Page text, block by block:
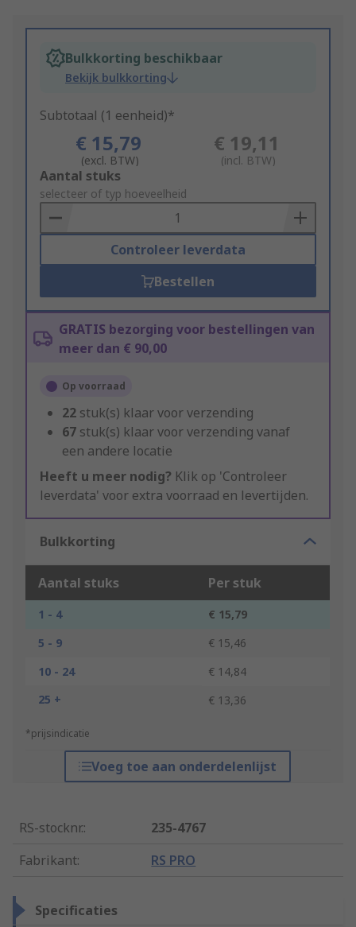
Bulkkorting beschikbaar
Bekijk bulkkorting
Subtotaal (1 eenheid)*
€ 15,79
(excl. BTW)
€ 19,11
(incl. BTW)
Add
to
Basket
Aantal stuks
selecteer of typ hoeveelheid
Controleer leverdata
Bestellen
GRATIS bezorging voor bestellingen van
meer dan € 90,00
Op voorraad
22 stuk(s) klaar voor verzending
67 stuk(s) klaar voor verzending vanaf
een andere locatie
Heeft u meer nodig? Klik op 'Controleer
leverdata' voor extra voorraad en levertijden.
Bulkkorting
Aantal stuks Per stuk
1 - 4
€ 15,79
5 - 9
€ 15,46
10 - 24
€ 14,84
25 +
€ 13,36
*prijsindicatie
Voeg toe aan onderdelenlijst
RS-stocknr.:
235-4767
Fabrikant: RS PRO
Specificaties